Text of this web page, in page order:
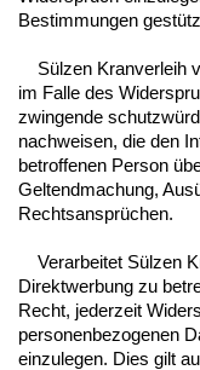
Bestimmungen
Sülzen Kranverleih
im Falle des
zwingende
nachweisen, die den
betroffenen Person
Geltendmachung,
Rechtsansprüchen.
Verarbeitet Sülzen
Direktwerbung zu
Recht, jederzeit
personenbezogenen
einzulegen. Dies gilt